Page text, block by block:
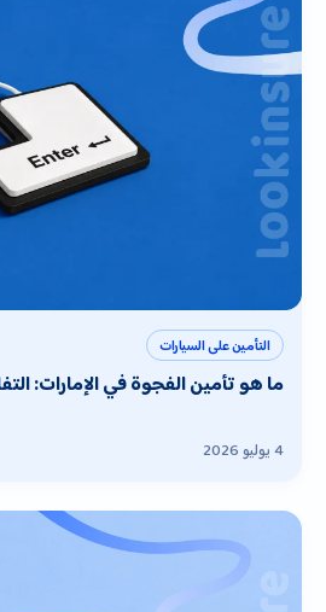
التأمين على السيارات
ما هو تأمين الفجوة في الإمارات:
4 يوليو 2026